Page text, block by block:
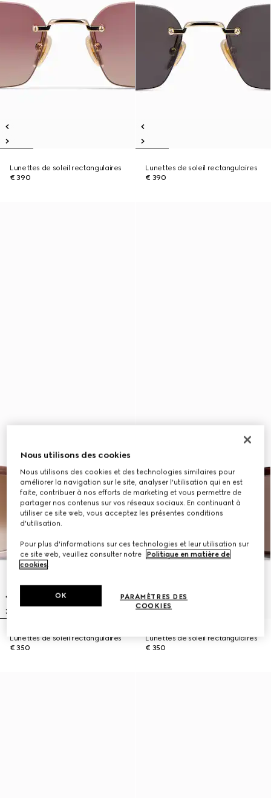
Lunettes de soleil rectangulaires
€ 390
Lunettes de soleil rectangulaires
€ 390
Lunettes de soleil rectangulaires
€ 350
Lunettes de soleil rectangulaires
€ 350
Nous utilisons des cookies
Nous utilisons des cookies et des technologies similaires pour
améliorer la navigation sur le site, analyser l'utilisation qui en est
faite, contribuer à nos efforts de marketing et vous permettre de
partager nos contenus sur vos réseaux sociaux. En continuant à
utiliser ce site web, vous acceptez les présentes conditions
d'utilisation.
Pour plus d'informations sur ces technologies et leur utilisation sur
ce site web, veuillez consulter notre
Politique en matière de
cookies.
PARAMÈTRES DES
COOKIES
OK